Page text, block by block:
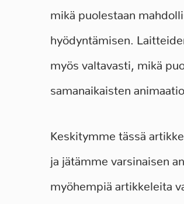
mikä puolestaan
hyödyntämisen.
myös valtavasti, mikä
samanaikaisten
Keskitymme tässä
ja jätämme varsinaisen
myöhempiä artikkeleita